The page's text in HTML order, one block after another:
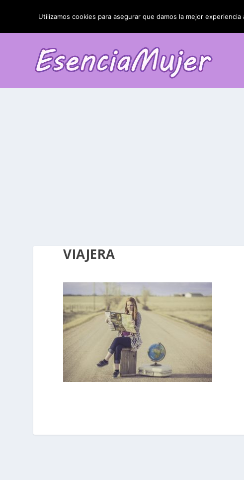
TENDENCIAS: La blefaroplastia y sus resultados
VIAJERA
Utilizamos cookies para asegurar que damos la mejor